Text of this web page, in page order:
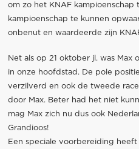
om zo het KNAF kampioenschap
kampioenschap te kunnen
onbenut en waardeerde zijn
Net als op 21 oktober jl. was Max
in onze hoofdstad. De pole
verzilverd en ook de tweede
door Max. Beter had het niet
mag Max zich nu dus ook
Grandioos!
Een speciale voorbereiding